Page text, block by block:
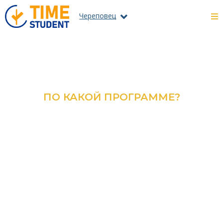
Череповец
ПО КАКОЙ ПРОГРАММЕ?